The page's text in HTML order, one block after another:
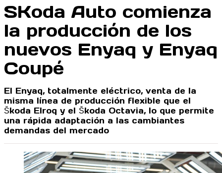
SKoda Auto comienza
la producción de los
nuevos Enyaq y Enyaq
Coupé
El Enyaq, totalmente eléctrico, venta de la
misma línea de producción flexible que el
Škoda Elroq y el Škoda Octavia, lo que permite
una rápida adaptación a las cambiantes
demandas del mercado